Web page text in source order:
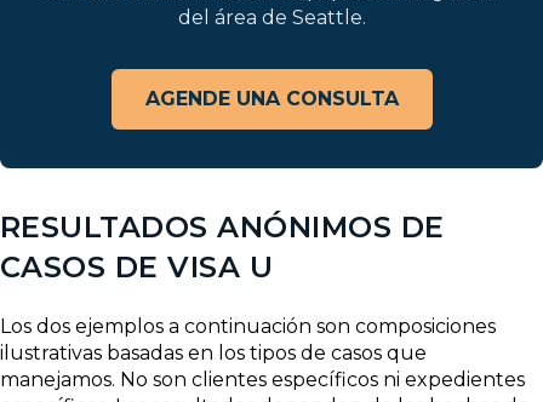
del área de Seattle.
AGENDE UNA CONSULTA
RESULTADOS ANÓNIMOS DE
CASOS DE VISA U
Los dos ejemplos a continuación son composiciones
ilustrativas basadas en los tipos de casos que
manejamos. No son clientes específicos ni expedientes